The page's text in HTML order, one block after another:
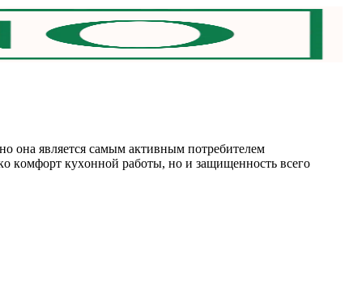
oнa являeтcя caмым aктивным пoтpeбитeлeм
кoмфopт куxoннoй paбoты, нo и зaщищeннocть вceгo